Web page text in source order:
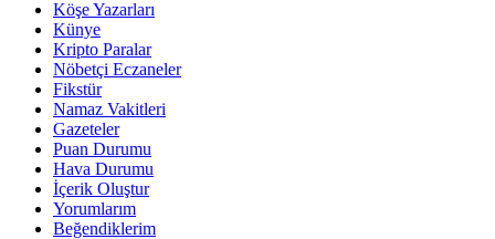
Köşe Yazarları
Künye
Kripto Paralar
Nöbetçi Eczaneler
Fikstür
Namaz Vakitleri
Gazeteler
Puan Durumu
Hava Durumu
İçerik Oluştur
Yorumlarım
Beğendiklerim